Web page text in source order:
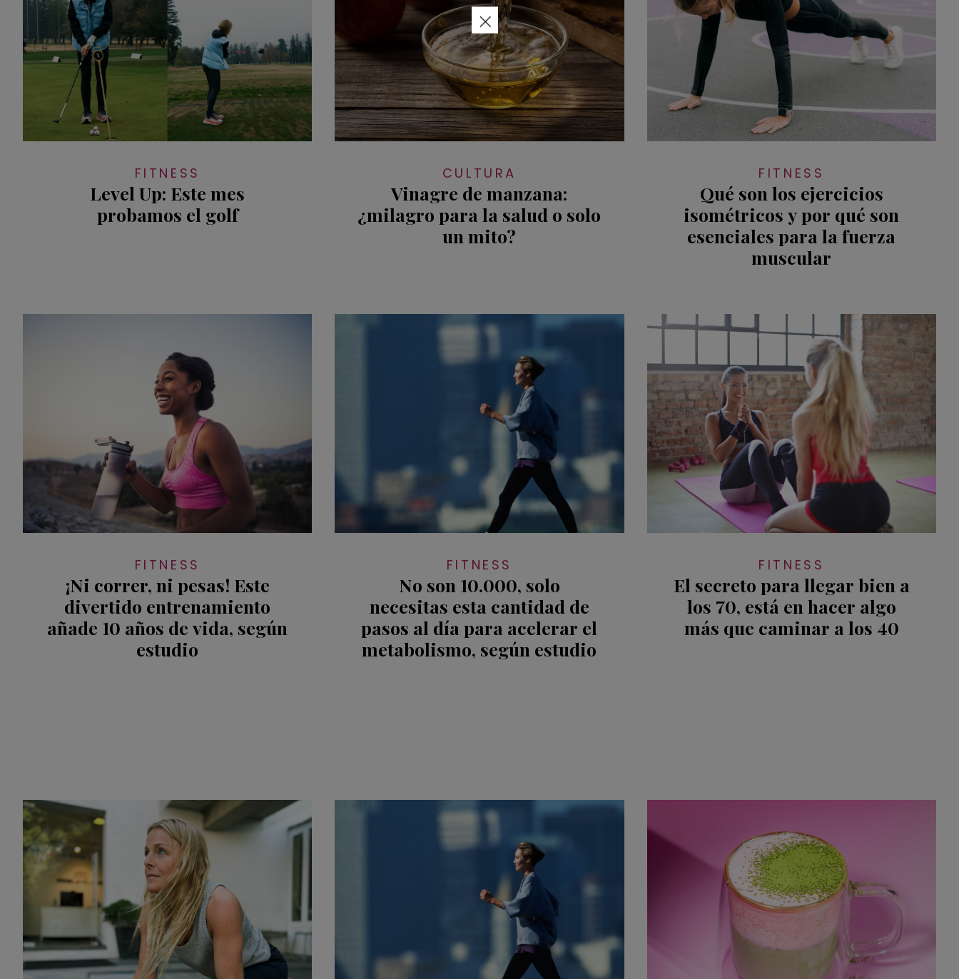
FITNESS
Level Up: Este mes
probamos el golf
CULTURA
Vinagre de manzana:
¿milagro para la salud o solo
un mito?
FITNESS
Qué son los ejercicios
isométricos y por qué son
esenciales para la fuerza
muscular
FITNESS
¡Ni correr, ni pesas! Este
divertido entrenamiento
añade 10 años de vida, según
estudio
FITNESS
No son 10.000, solo
necesitas esta cantidad de
pasos al día para acelerar el
metabolismo, según estudio
FITNESS
El secreto para llegar bien a
los 70, está en hacer algo
más que caminar a los 40
×